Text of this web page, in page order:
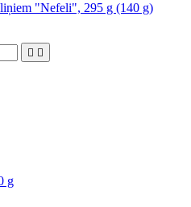
"Nefeli", 295 g (140 g)
 
g